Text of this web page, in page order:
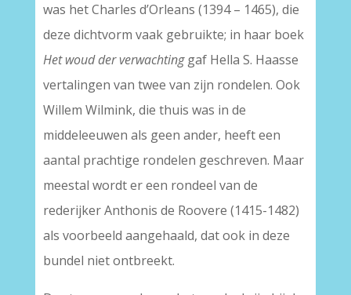
was het Charles d’Orleans (1394 – 1465), die
deze dichtvorm vaak gebruikte; in haar boek
Het woud der verwachtinggaf Hella S. Haasse
vertalingen van twee van zijn rondelen. Ook
Willem Wilmink, die thuis was in de
middeleeuwen als geen ander, heeft een
aantal prachtige rondelen geschreven. Maar
meestal wordt er een rondeel van de
rederijker Anthonis de Roovere (1415-1482)
als voorbeeld aangehaald, dat ook in deze
bundel niet ontbreekt.